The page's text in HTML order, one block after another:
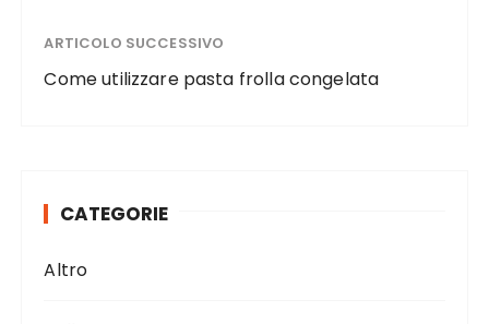
o
k
ARTICOLO SUCCESSIVO
Come utilizzare pasta frolla congelata
CATEGORIE
Altro